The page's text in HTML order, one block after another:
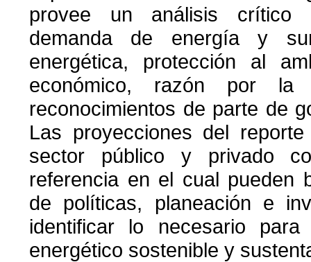
provee un análisis crítico
demanda de energía y
energética, protección al
económico, razón por
reconocimientos de parte de
Las proyecciones del
sector público y privado
referencia en el cual pueden
de políticas, planeación e
identificar lo necesario
energético sostenible y